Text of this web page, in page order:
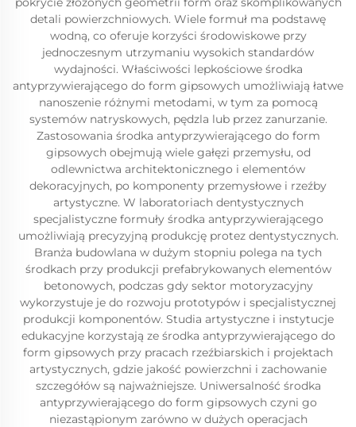
detali powierzchniowych. Wiele formuł ma podstawę
wodną, co oferuje korzyści środowiskowe przy
jednoczesnym utrzymaniu wysokich standardów
wydajności. Właściwości lepkościowe środka
antyprzywierającego do form gipsowych umożliwiają łatwe
nanoszenie różnymi metodami, w tym za pomocą
systemów natryskowych, pędzla lub przez zanurzanie.
Zastosowania środka antyprzywierającego do form
gipsowych obejmują wiele gałęzi przemysłu, od
odlewnictwa architektonicznego i elementów
dekoracyjnych, po komponenty przemysłowe i rzeźby
artystyczne. W laboratoriach dentystycznych
specjalistyczne formuły środka antyprzywierającego
umożliwiają precyzyjną produkcję protez dentystycznych.
Branża budowlana w dużym stopniu polega na tych
środkach przy produkcji prefabrykowanych elementów
betonowych, podczas gdy sektor motoryzacyjny
wykorzystuje je do rozwoju prototypów i specjalistycznej
produkcji komponentów. Studia artystyczne i instytucje
edukacyjne korzystają ze środka antyprzywierającego do
form gipsowych przy pracach rzeźbiarskich i projektach
artystycznych, gdzie jakość powierzchni i zachowanie
szczegółów są najważniejsze. Uniwersalność środka
antyprzywierającego do form gipsowych czyni go
niezastąpionym zarówno w dużych operacjach